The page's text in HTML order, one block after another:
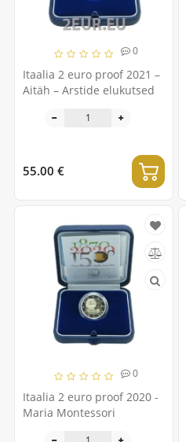
0
Itaalia 2 euro proof 2021 –
Aitäh – Arstide elukutsed
55.00 €
0
Itaalia 2 euro proof 2020 -
Maria Montessori